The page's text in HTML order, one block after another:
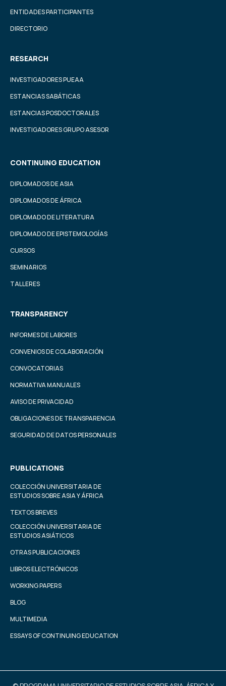
ENTIDADES PARTICIPANTES
DIRECTORIO
RESEARCH
INVESTIGADORES PUEAA
ESTANCIAS SABÁTICAS
ESTANCIAS POSDOCTORALES
INVESTIGADORES GRUPO ASESOR
CONTINUING EDUCATION
DIPLOMADOS DE ASIA
DIPLOMADOS DE ÁFRICA
DIPLOMADO DE LITERATURA
DIPLOMADO DE EPISTEMOLOGÍAS
CURSOS
SEMINARIOS
TALLERES
TRANSPARENCY
INFORMES DE LABORES
CONVENIOS DE COLABORACIÓN
CONVOCATORIAS
NORMATIVA MANUALES
AVISO DE PRIVACIDAD
OBLIGACIONES DE TRANSPARENCIA
SEGURIDAD DE DATOS PERSONALES
PUBLICATIONS
COLECCIÓN UNIVERSITARIA DE
ESTUDIOS SOBRE ASIA Y ÁFRICA
TEXTOS BREVES
COLECCIÓN UNIVERSITARIA DE
ESTUDIOS ASIÁTICOS
OTRAS PUBLICACIONES
LIBROS ELECTRÓNICOS
WORKING PAPERS
BLOG
MULTIMEDIA
ESSAYS OF CONTINUING EDUCATION